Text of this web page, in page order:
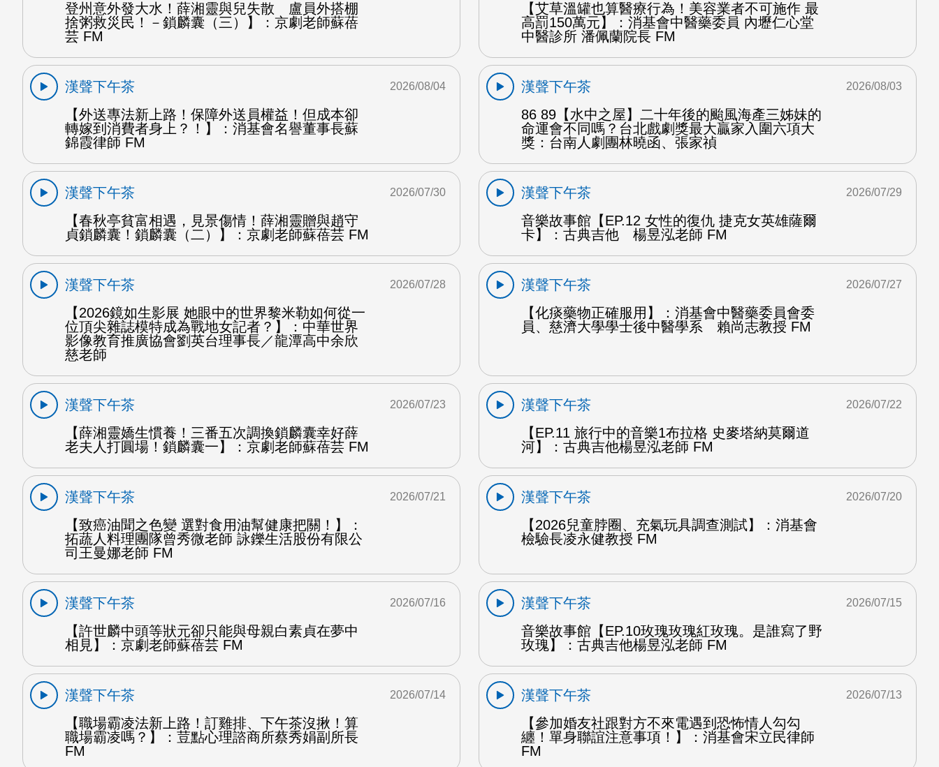
登州意外發大水！薛湘靈與兒失散 盧員外搭棚
捨粥救災民！－鎖麟囊（三）】：京劇老師蘇蓓
芸 FM
【艾草溫罐也算醫療行為！美容業者不可施作 最
高罰150萬元】：消基會中醫藥委員 內壢仁心堂
中醫診所 潘佩蘭院長 FM
漢聲下午茶
【外送專法新上路！保障外送員權益！但成本卻
轉嫁到消費者身上？！】：消基會名譽董事長蘇
錦霞律師 FM
2026/08/04
漢聲下午茶
86 89【水中之屋】二十年後的颱風海產三姊妹的
命運會不同嗎？台北戲劇獎最大贏家入圍六項大
獎：台南人劇團林曉函、張家禎
2026/08/03
漢聲下午茶
【春秋亭貧富相遇，見景傷情！薛湘靈贈與趙守
貞鎖麟囊！鎖麟囊（二）】：京劇老師蘇蓓芸 FM
2026/07/30
漢聲下午茶
音樂故事館【EP.12 女性的復仇 捷克女英雄薩爾
卡】：古典吉他 楊昱泓老師 FM
2026/07/29
漢聲下午茶
【2026鏡如生影展 她眼中的世界黎米勒如何從一
位頂尖雜誌模特成為戰地女記者？】：中華世界
影像教育推廣協會劉英台理事長／龍潭高中余欣
慈老師
2026/07/28
漢聲下午茶
【化痰藥物正確服用】：消基會中醫藥委員會委
員、慈濟大學學士後中醫學系 賴尚志教授 FM
2026/07/27
漢聲下午茶
【薛湘靈嬌生慣養！三番五次調換鎖麟囊幸好薛
老夫人打圓場！鎖麟囊一】：京劇老師蘇蓓芸 FM
2026/07/23
漢聲下午茶
【EP.11 旅行中的音樂1布拉格 史麥塔納莫爾道
河】：古典吉他楊昱泓老師 FM
2026/07/22
漢聲下午茶
【致癌油聞之色變 選對食用油幫健康把關！】：
拓蔬人料理團隊曾秀微老師 詠鑠生活股份有限公
司王曼娜老師 FM
2026/07/21
漢聲下午茶
【2026兒童脖圈、充氣玩具調查測試】：消基會
檢驗長凌永健教授 FM
2026/07/20
漢聲下午茶
【許世麟中頭等狀元卻只能與母親白素貞在夢中
相見】：京劇老師蘇蓓芸 FM
2026/07/16
漢聲下午茶
音樂故事館【EP.10玫瑰玫瑰紅玫瑰。是誰寫了野
玫瑰】：古典吉他楊昱泓老師 FM
2026/07/15
漢聲下午茶
【職場霸凌法新上路！訂雞排、下午茶沒揪！算
職場霸凌嗎？】：荳點心理諮商所蔡秀娟副所長
FM
2026/07/14
漢聲下午茶
【參加婚友社跟對方不來電遇到恐怖情人勾勾
纏！單身聯誼注意事項！】：消基會宋立民律師
FM
2026/07/13